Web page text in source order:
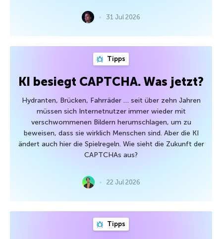
31 Jul 2026
Tipps
KI besiegt CAPTCHA. Was jetzt?
Hydranten, Brücken, Fahrräder … seit über zehn Jahren
müssen sich Internetnutzer immer wieder mit
verschwommenen Bildern herumschlagen, um zu
beweisen, dass sie wirklich Menschen sind. Aber die KI
ändert auch hier die Spielregeln. Wie sieht die Zukunft der
CAPTCHAs aus?
22 Jul 2026
Tipps